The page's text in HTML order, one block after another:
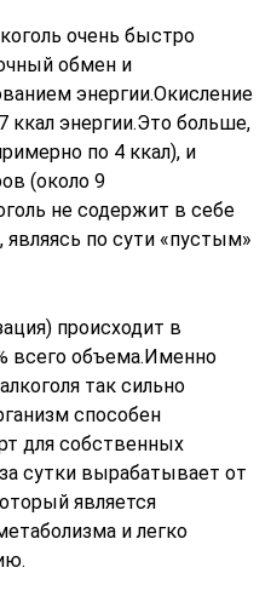
очень быстро
обмен и
энергии.Окисление
ккал энергии.Это больше,
по 4 ккал), и
(около 9
не содержит в себе
по сути «пустым»
происходит в
всего объема.Именно
так сильно
способен
для собственных
сутки вырабатывает от
является
и легко